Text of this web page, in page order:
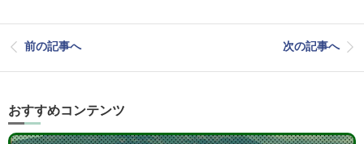
前の記事へ 次の記事へ
おすすめコンテンツ